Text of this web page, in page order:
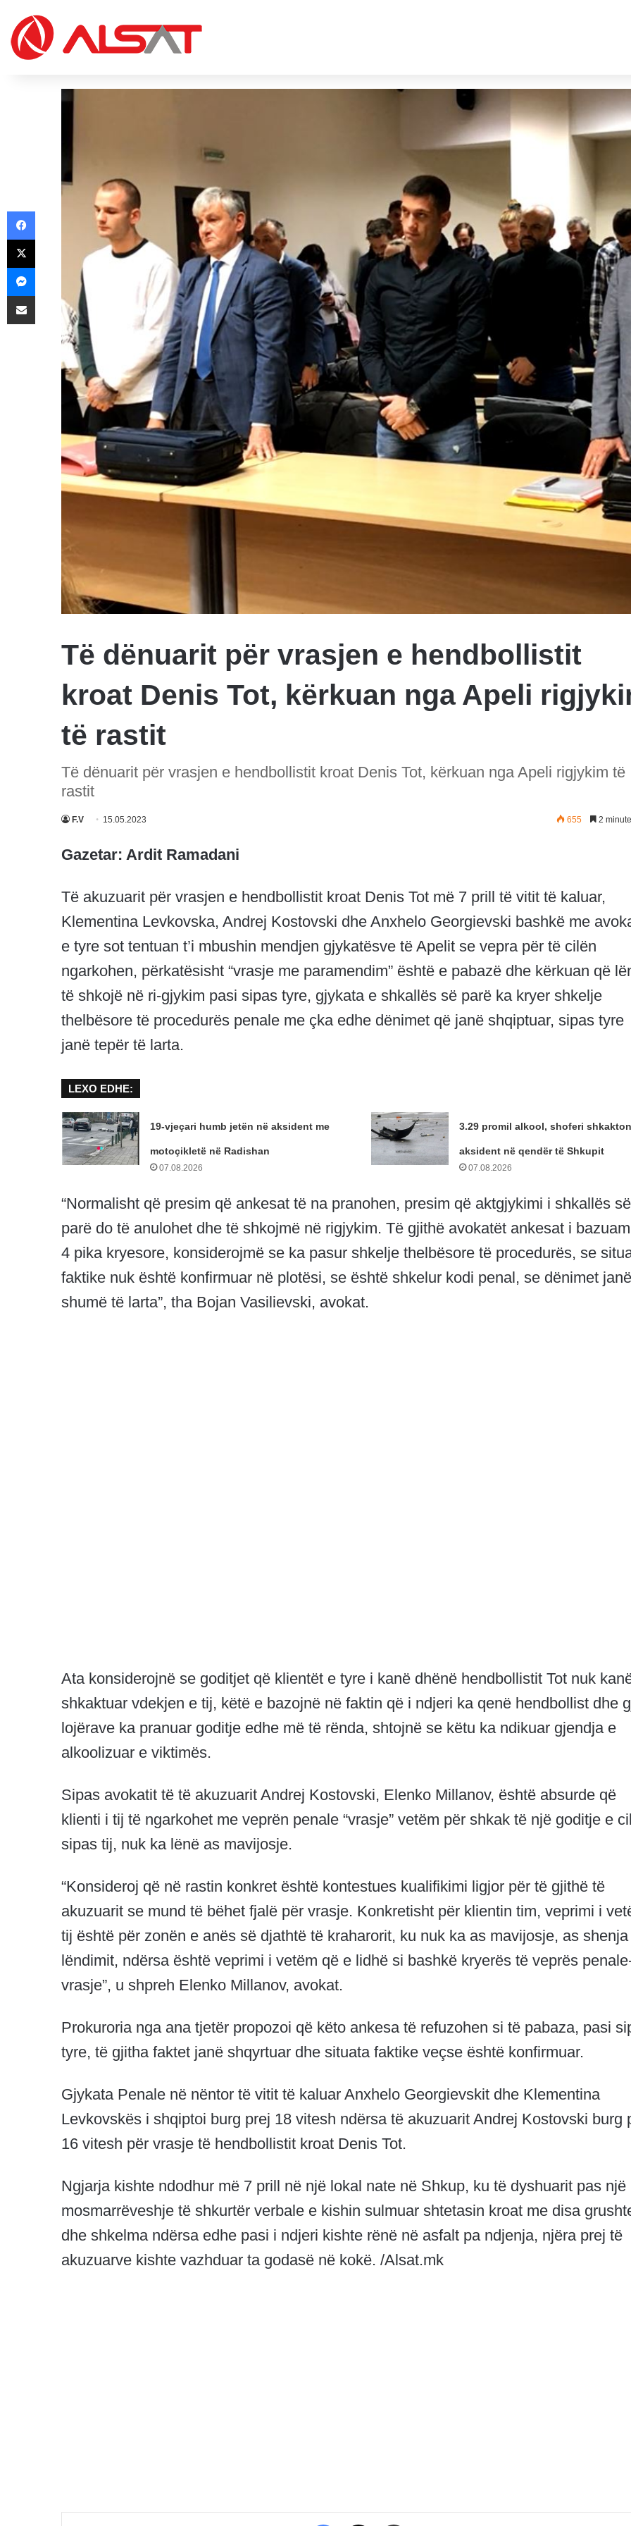
Të dënuarit për vrasjen e hendbollistit
kroat Denis Tot, kërkuan nga Apeli
të rastit
Të dënuarit për vrasjen e hendbollistit kroat Denis Tot, kërkuan nga Apeli rigjykim të
rastit
F.V 15.05.2023 655 2
Gazetar: Ardit Ramadani
Të akuzuarit për vrasjen e hendbollistit kroat Denis Tot më 7 prill të vitit të kaluar,
Klementina Levkovska, Andrej Kostovski dhe Anxhelo Georgievski bashkë me
e tyre sot tentuan t’i mbushin mendjen gjykatësve të Apelit se vepra për të cilën
ngarkohen, përkatësisht “vrasje me paramendim” është e pabazë dhe kërkuan që
të shkojë në ri-gjykim pasi sipas tyre, gjykata e shkallës së parë ka kryer shkelje
thelbësore të procedurës penale me çka edhe dënimet që janë shqiptuar, sipas tyre
janë tepër të larta.
LEXO EDHE:
19-vjeçari humb jetën në aksident me
motoçikletë në Radishan
07.08.2026
3.29 promil alkool, shoferi shkakton
aksident në qendër të Shkupit
07.08.2026
“Normalisht që presim që ankesat të na pranohen, presim që aktgjykimi i shkallës së
parë do të anulohet dhe të shkojmë në rigjykim. Të gjithë avokatët ankesat i
4 pika kryesore, konsiderojmë se ka pasur shkelje thelbësore të procedurës, se
faktike nuk është konfirmuar në plotësi, se është shkelur kodi penal, se dënimet janë
shumë të larta”, tha Bojan Vasilievski, avokat.
Ata konsiderojnë se goditjet që klientët e tyre i kanë dhënë hendbollistit Tot nuk
shkaktuar vdekjen e tij, këtë e bazojnë në faktin që i ndjeri ka qenë hendbollist dhe
lojërave ka pranuar goditje edhe më të rënda, shtojnë se këtu ka ndikuar gjendja e
alkoolizuar e viktimës.
Sipas avokatit të të akuzuarit Andrej Kostovski, Elenko Millanov, është absurde që
klienti i tij të ngarkohet me veprën penale “vrasje” vetëm për shkak të një goditje e
sipas tij, nuk ka lënë as mavijosje.
“Konsideroj që në rastin konkret është kontestues kualifikimi ligjor për të gjithë të
akuzuarit se mund të bëhet fjalë për vrasje. Konkretisht për klientin tim, veprimi i
tij është për zonën e anës së djathtë të kraharorit, ku nuk ka as mavijosje, as
lëndimit, ndërsa është veprimi i vetëm që e lidhë si bashkë kryerës të veprës
vrasje”, u shpreh Elenko Millanov, avokat.
Prokuroria nga ana tjetër propozoi që këto ankesa të refuzohen si të pabaza, pasi
tyre, të gjitha faktet janë shqyrtuar dhe situata faktike veçse është konfirmuar.
Gjykata Penale në nëntor të vitit të kaluar Anxhelo Georgievskit dhe Klementina
Levkovskës i shqiptoi burg prej 18 vitesh ndërsa të akuzuarit Andrej Kostovski burg
16 vitesh për vrasje të hendbollistit kroat Denis Tot.
Ngjarja kishte ndodhur më 7 prill në një lokal nate në Shkup, ku të dyshuarit pas një
mosmarrëveshje të shkurtër verbale e kishin sulmuar shtetasin kroat me disa
dhe shkelma ndërsa edhe pasi i ndjeri kishte rënë në asfalt pa ndjenja, njëra prej të
akuzuarve kishte vazhduar ta godasë në kokë. /Alsat.mk
Facebook
X
Messenger
Share via Email